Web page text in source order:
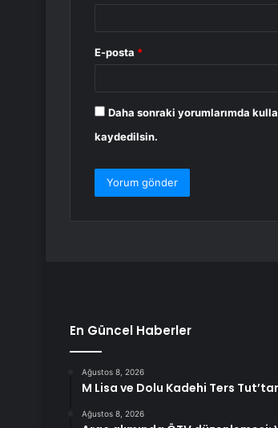
E-posta *
Daha sonraki yorumlarımda
kaydedilsin.
En Güncel Haberler
Ağustos 8, 2026
M Lisa ve Dolu Kadehi Ters
Ağustos 8, 2026